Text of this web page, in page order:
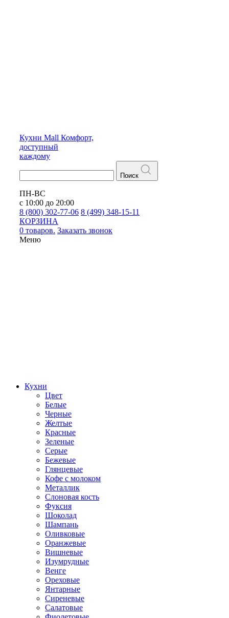
Кухни Mall Комфорт,
доступный
каждому
Поиск
ПН-ВС
с 10:00 до 20:00
8 (800) 302-77-06 8 (499) 348-15-11
КОРЗИНА
0 товаров. Заказать звонок
Меню
Кухни
Цвет
Белые
Черные
Желтые
Красные
Зеленые
Серые
Бежевые
Глянцевые
Кофе с молоком
Металлик
Слоновая кость
Фуксия
Шоколад
Шампань
Оливковые
Оранжевые
Вишневые
Изумрудные
Венге
Ореховые
Янтарные
Сиреневые
Салатовые